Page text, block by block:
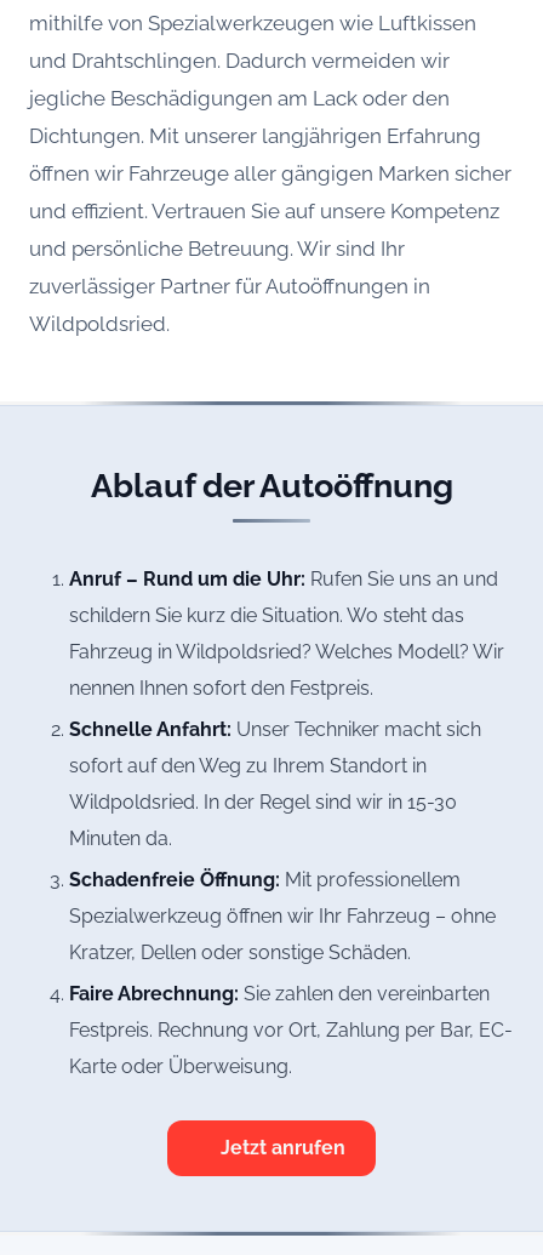
mithilfe von Spezialwerkzeugen wie Luftkissen
und Drahtschlingen. Dadurch vermeiden wir
jegliche Beschädigungen am Lack oder den
Dichtungen. Mit unserer langjährigen Erfahrung
öffnen wir Fahrzeuge aller gängigen Marken sicher
und effizient. Vertrauen Sie auf unsere Kompetenz
und persönliche Betreuung. Wir sind Ihr
zuverlässiger Partner für Autoöffnungen in
Wildpoldsried.
Ablauf der Autoöffnung
Anruf – Rund um die Uhr: Rufen Sie uns an und
schildern Sie kurz die Situation. Wo steht das
Fahrzeug in Wildpoldsried? Welches Modell? Wir
nennen Ihnen sofort den Festpreis.
Schnelle Anfahrt: Unser Techniker macht sich
sofort auf den Weg zu Ihrem Standort in
Wildpoldsried. In der Regel sind wir in 15-30
Minuten da.
Schadenfreie Öffnung: Mit professionellem
Spezialwerkzeug öffnen wir Ihr Fahrzeug – ohne
Kratzer, Dellen oder sonstige Schäden.
Faire Abrechnung: Sie zahlen den vereinbarten
Festpreis. Rechnung vor Ort, Zahlung per Bar, EC-
Karte oder Überweisung.
Jetzt anrufen